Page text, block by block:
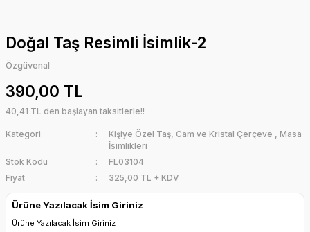
Doğal Taş Resimli İsimlik-2
Özgüvenal
390,00 TL
40,41 TL den başlayan taksitlerle!!
Kategori Kişiye Özel Taş, Cam ve Kristal Çerçeve , Masa
İsimlikleri
Stok Kodu
FL03104
Fiyat
325,00 TL + KDV
Ürüne Yazılacak İsim Giriniz
Ürüne Yazılacak İsim Giriniz